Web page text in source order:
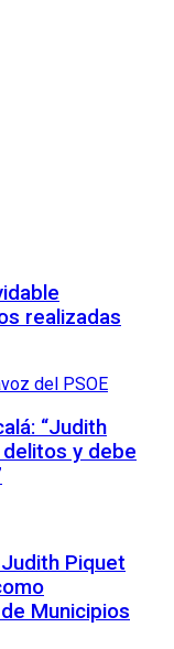
realizadas
“Judith
y debe
Piquet
Municipios